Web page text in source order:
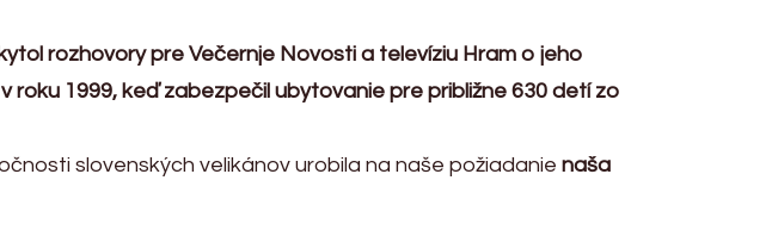
rozhovory pre Večernje Novosti a televíziu Hram o jeho
roku 1999, keď zabezpečil ubytovanie pre približne 630 detí zo
slovenských velikánov urobila na naše požiadanie naša